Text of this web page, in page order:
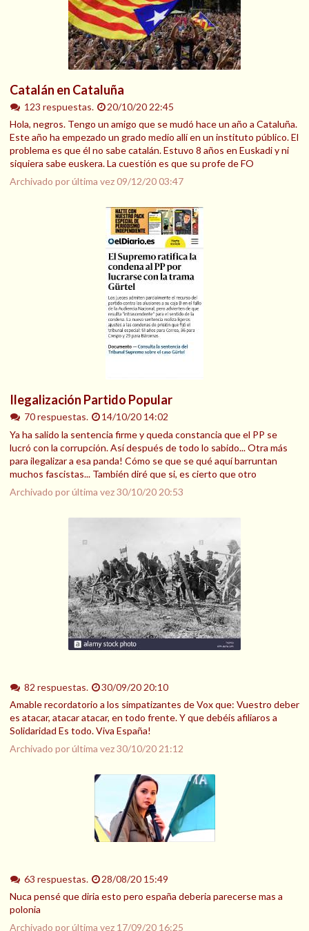
Catalán en Cataluña
123 respuestas.
20/10/20 22:45
Hola, negros. Tengo un amigo que se mudó hace un año a Cataluña.
Este año ha empezado un grado medio allí en un instituto público. El
problema es que él no sabe catalán. Estuvo 8 años en Euskadi y ni
siquiera sabe euskera. La cuestión es que su profe de FO
Archivado por última vez09/12/20 03:47
Ilegalización Partido Popular
70 respuestas.
14/10/20 14:02
Ya ha salido la sentencia firme y queda constancia que el PP se
lucró con la corrupción. Así después de todo lo sabido... Otra más
para ilegalizar a esa panda! Cómo se que se qué aquí barruntan
muchos fascistas... También diré que si, es cierto que otro
Archivado por última vez30/10/20 20:53
82 respuestas.
30/09/20 20:10
Amable recordatorio a los simpatizantes de Vox que: Vuestro deber
es atacar, atacar atacar, en todo frente. Y que debéis afiliaros a
Solidaridad Es todo. Viva España!
Archivado por última vez30/10/20 21:12
63 respuestas.
28/08/20 15:49
Nuca pensé que diria esto pero españa deberia parecerse mas a
polonia
Archivado por última vez 17/09/20 16:25